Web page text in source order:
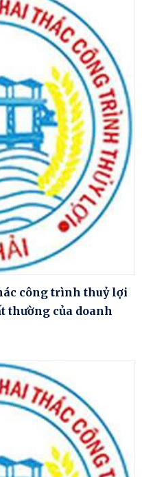
công trình thuỷ lợi
thường của doanh